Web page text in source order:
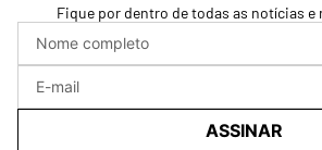
Fique por dentro de todas as notícias e
ASSINAR